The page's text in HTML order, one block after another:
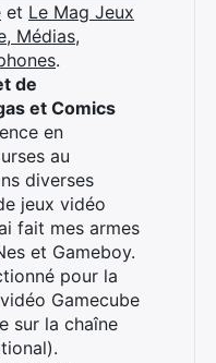
et Le Mag Jeux
Médias,
.
de
et Comics
en
au
diverses
jeux vidéo
fait mes armes
et Gameboy.
pour la
Gamecube
sur la chaîne